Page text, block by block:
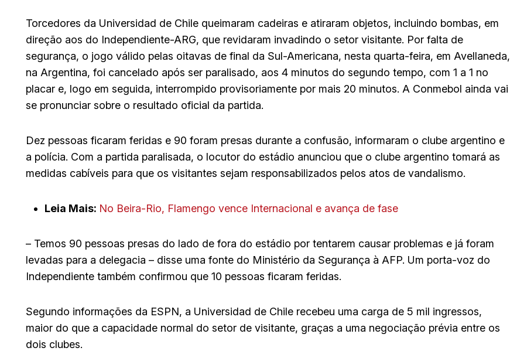
Torcedores da Universidad de Chile queimaram cadeiras e atiraram objetos, incluindo bombas, em
direção aos do Independiente-ARG, que revidaram invadindo o setor visitante. Por falta de
segurança, o jogo válido pelas oitavas de final da Sul-Americana, nesta quarta-feira, em Avellaneda,
na Argentina, foi cancelado após ser paralisado, aos 4 minutos do segundo tempo, com 1 a 1 no
placar e, logo em seguida, interrompido provisoriamente por mais 20 minutos. A Conmebol ainda vai
se pronunciar sobre o resultado oficial da partida.
Dez pessoas ficaram feridas e 90 foram presas durante a confusão, informaram o clube argentino e
a polícia. Com a partida paralisada, o locutor do estádio anunciou que o clube argentino tomará as
medidas cabíveis para que os visitantes sejam responsabilizados pelos atos de vandalismo.
Leia Mais: No Beira-Rio, Flamengo vence Internacional e avança de fase
– Temos 90 pessoas presas do lado de fora do estádio por tentarem causar problemas e já foram
levadas para a delegacia – disse uma fonte do Ministério da Segurança à AFP. Um porta-voz do
Independiente também confirmou que 10 pessoas ficaram feridas.
Segundo informações da ESPN, a Universidad de Chile recebeu uma carga de 5 mil ingressos,
maior do que a capacidade normal do setor de visitante, graças a uma negociação prévia entre os
dois clubes.